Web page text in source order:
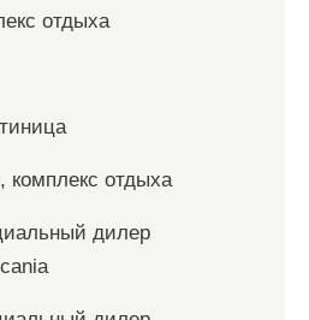
отдыха
комплекс отдыха
дилер